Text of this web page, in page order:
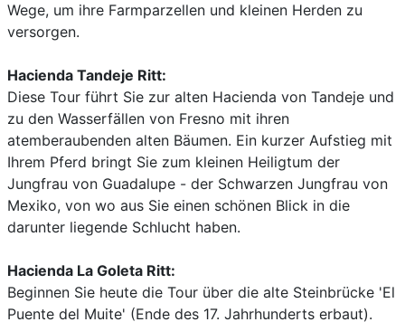
Wege, um ihre Farmparzellen und kleinen Herden zu
versorgen.
Hacienda Tandeje Ritt:
Diese Tour führt Sie zur alten Hacienda von Tandeje und
zu den Wasserfällen von Fresno mit ihren
atemberaubenden alten Bäumen. Ein kurzer Aufstieg mit
Ihrem Pferd bringt Sie zum kleinen Heiligtum der
Jungfrau von Guadalupe - der Schwarzen Jungfrau von
Mexiko, von wo aus Sie einen schönen Blick in die
darunter liegende Schlucht haben.
Hacienda La Goleta Ritt:
Beginnen Sie heute die Tour über die alte Steinbrücke 'El
Puente del Muite' (Ende des 17. Jahrhunderts erbaut).